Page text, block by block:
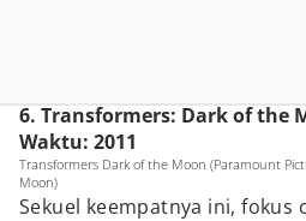
6. Transformers: Dark of the
Waktu: 2011
Transformers Dark of the Moon (Paramount
Moon)
Sekuel keempatnya ini,